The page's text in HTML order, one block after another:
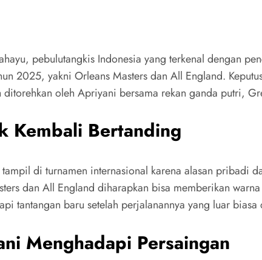
pebulutangkis Indonesia yang terkenal dengan
2025, yakni Orleans Masters dan All England.
ditorehkan oleh Apriyani bersama rekan ganda putri,
Kembali Bertanding
di turnamen internasional karena alasan pribadi
dan All England diharapkan bisa memberikan
tantangan baru setelah perjalanannya yang luar
Menghadapi Persaingan